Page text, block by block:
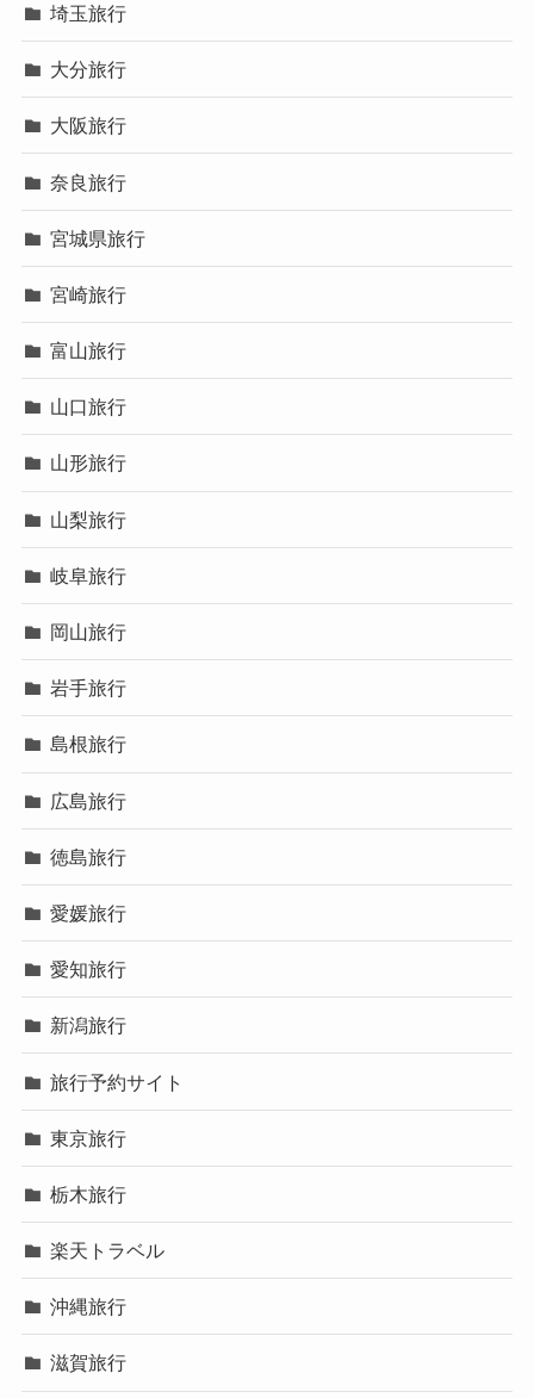
埼玉旅行
大分旅行
大阪旅行
奈良旅行
宮城県旅行
宮崎旅行
富山旅行
山口旅行
山形旅行
山梨旅行
岐阜旅行
岡山旅行
岩手旅行
島根旅行
広島旅行
徳島旅行
愛媛旅行
愛知旅行
新潟旅行
旅行予約サイト
東京旅行
栃木旅行
楽天トラベル
沖縄旅行
滋賀旅行